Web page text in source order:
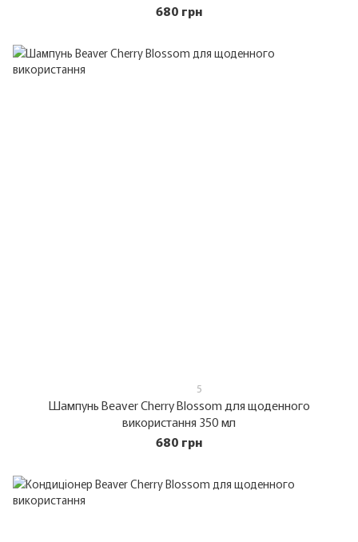
680 грн
5
Шампунь Beaver Cherry Blossom для щоденного
використання 350 мл
680 грн